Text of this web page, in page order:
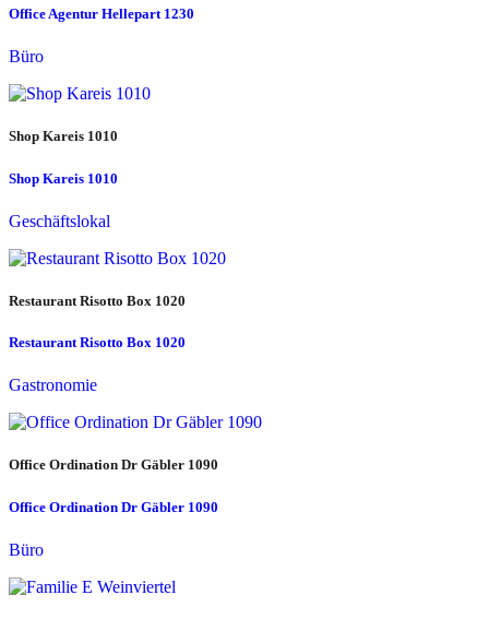
Office Agentur Hellepart 1230
Büro
Shop Kareis 1010
Shop Kareis 1010
Geschäftslokal
Restaurant Risotto Box 1020
Restaurant Risotto Box 1020
Gastronomie
Office Ordination Dr Gäbler 1090
Office Ordination Dr Gäbler 1090
Büro